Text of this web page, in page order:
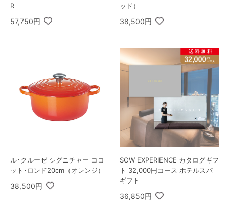
R
57,750円
ッド）
38,500円
ル･クルーゼ シグニチャー ココ
ット･ロンド20cm（オレンジ）
38,500円
SOW EXPERIENCE カタログギフ
ト 32,000円コース ホテルスパ
ギフト
36,850円